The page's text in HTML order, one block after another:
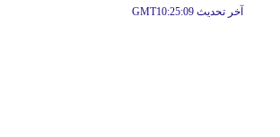
آخر تحديث GMT10:25:09